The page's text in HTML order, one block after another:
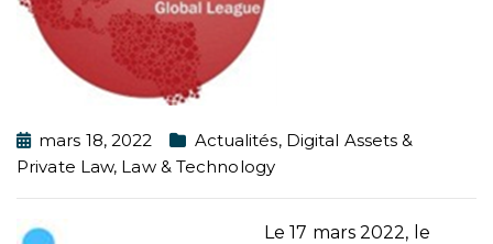
mars 18, 2022 Actualités, Digital Assets &
Private Law, Law & Technology
Le 17 mars 2022, le